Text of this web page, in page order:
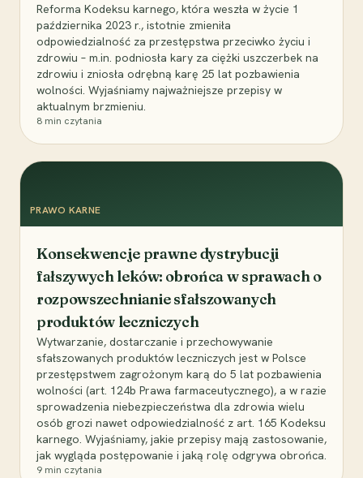
Reforma Kodeksu karnego, która weszła w życie 1
października 2023 r., istotnie zmieniła
odpowiedzialność za przestępstwa przeciwko życiu i
zdrowiu – m.in. podniosła kary za ciężki uszczerbek na
zdrowiu i zniosła odrębną karę 25 lat pozbawienia
wolności. Wyjaśniamy najważniejsze przepisy w
aktualnym brzmieniu.
8 min czytania
PRAWO KARNE
Konsekwencje prawne dystrybucji
fałszywych leków: obrońca w sprawach o
rozpowszechnianie sfałszowanych
produktów leczniczych
Wytwarzanie, dostarczanie i przechowywanie
sfałszowanych produktów leczniczych jest w Polsce
przestępstwem zagrożonym karą do 5 lat pozbawienia
wolności (art. 124b Prawa farmaceutycznego), a w razie
sprowadzenia niebezpieczeństwa dla zdrowia wielu
osób grozi nawet odpowiedzialność z art. 165 Kodeksu
karnego. Wyjaśniamy, jakie przepisy mają zastosowanie,
jak wygląda postępowanie i jaką rolę odgrywa obrońca.
9 min czytania